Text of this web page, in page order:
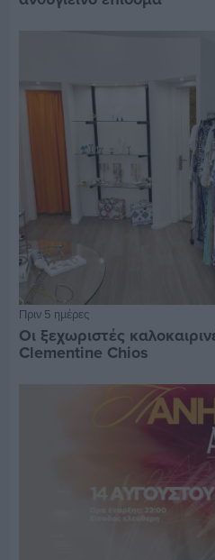
Πριν 5 ημέρες
Οι ξεχωριστές
Clementine Chios